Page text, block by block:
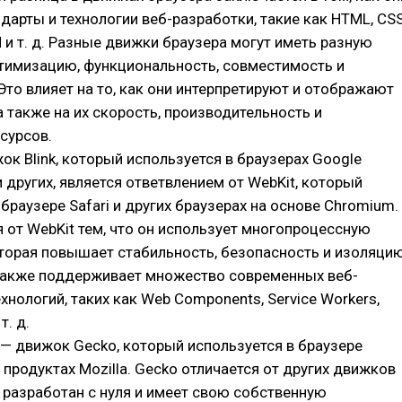
и технологии веб-разработки, такие как HTML,
и т. д. Разные движки браузера могут иметь разную
функциональность, совместимость и
влияет на то, как они интерпретируют и отображают
на их скорость, производительность и
Blink, который используется в браузерах Google
других, является ответвлением от WebKit, который
Safari и других браузерах на основе Chromium.
от WebKit тем, что он использует многопроцессную
повышает стабильность, безопасность и
поддерживает множество современных веб-
таких как Web Components, Service Workers,
д.
движок Gecko, который используется в браузере
Mozilla. Gecko отличается от других движков
с нуля и имеет свою собственную